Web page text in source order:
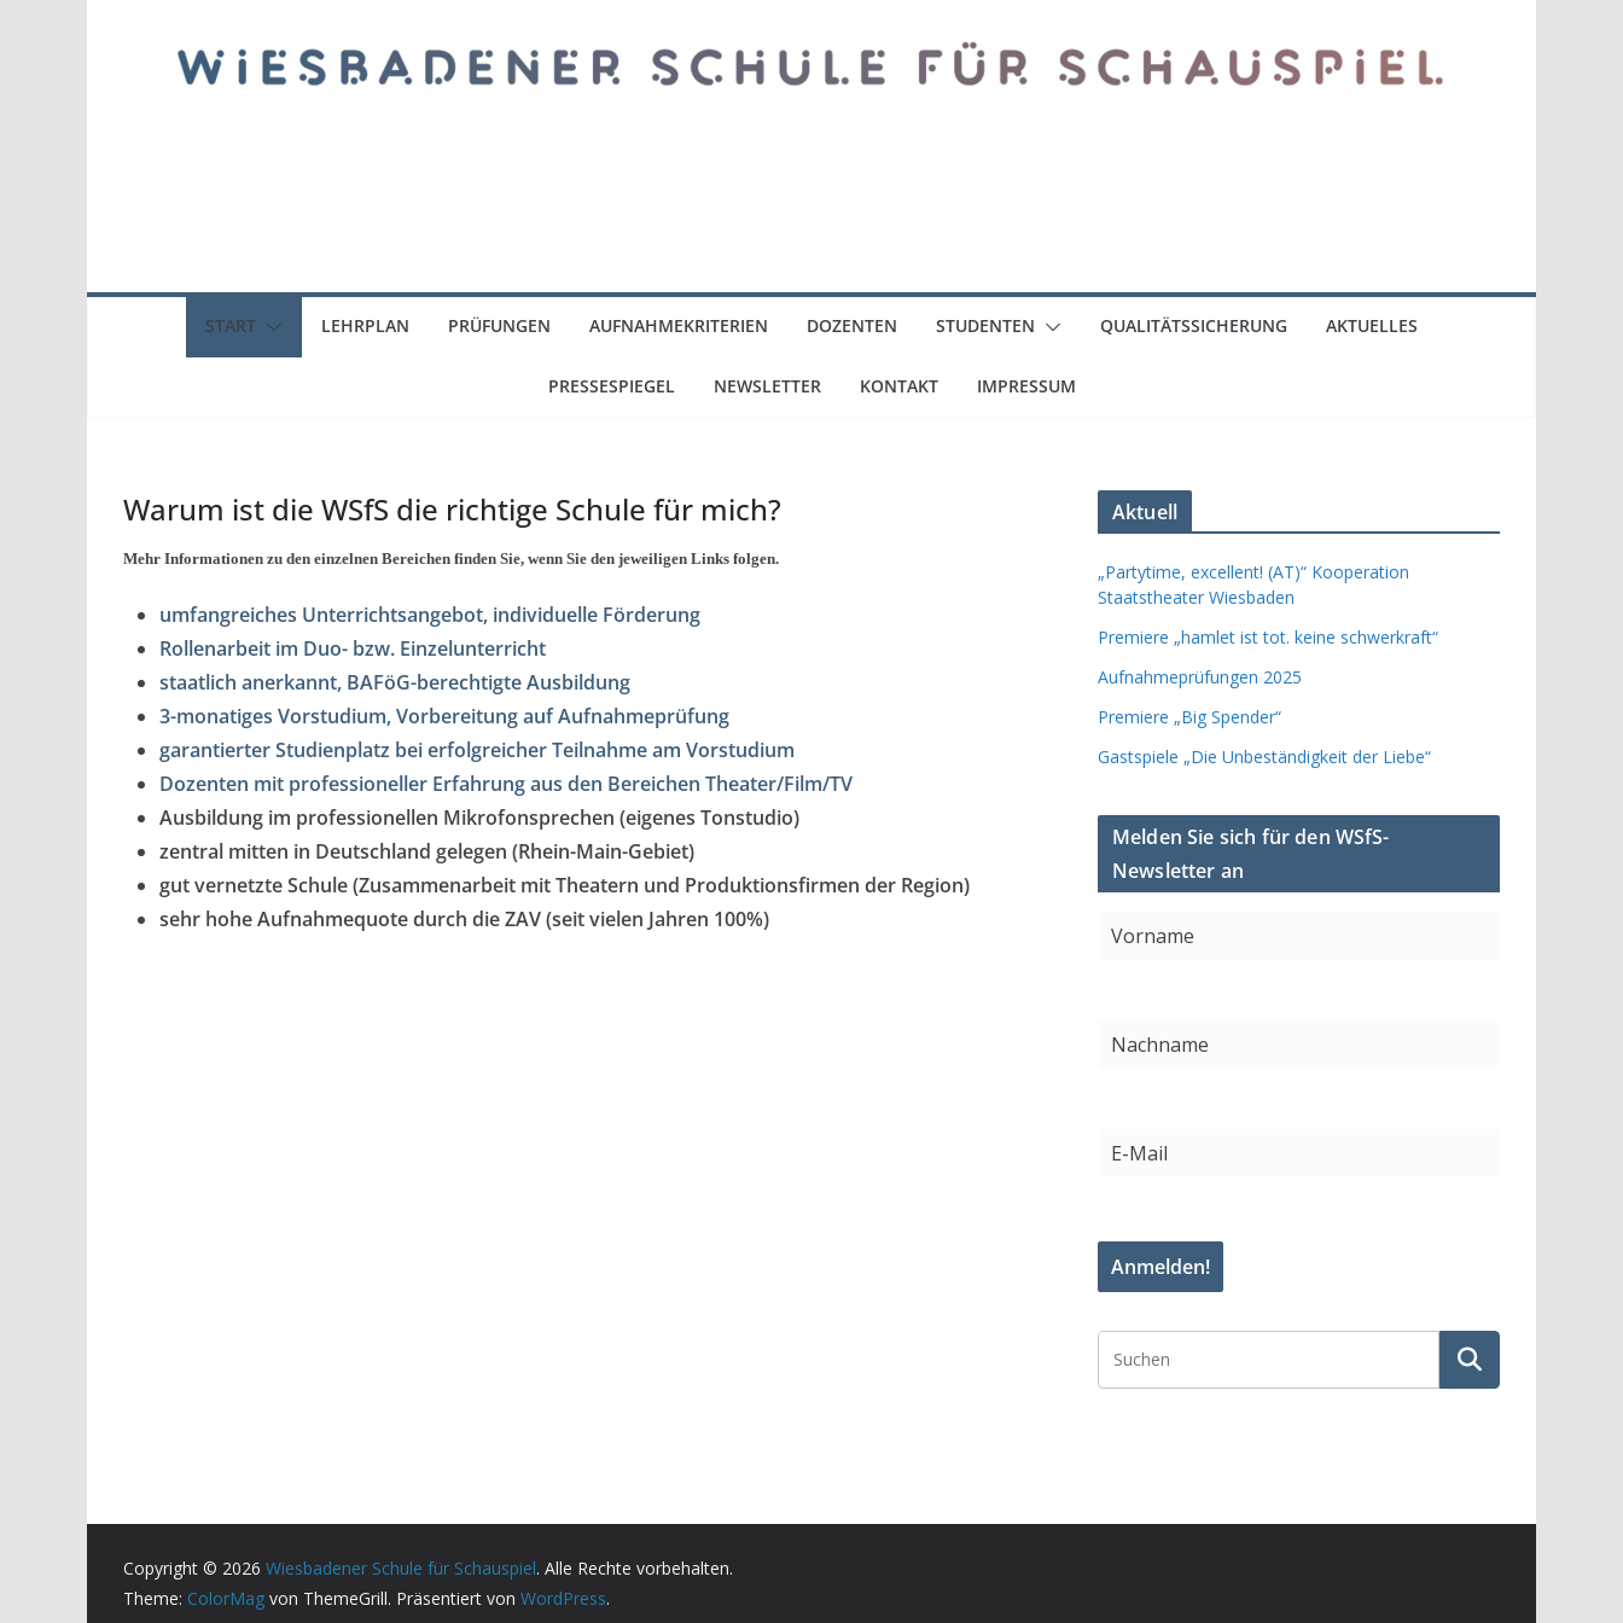
START LEHRPLAN PRÜFUNGEN AUFNAHMEKRITERIEN DOZENTEN STUDENTEN QUALITÄTSSICHERUNG AKTUELLES
PRESSESPIEGEL NEWSLETTER KONTAKT IMPRESSUM
Warum ist die WSfS die richtige Schule für mich?
Mehr Informationen zu den einzelnen Bereichen finden Sie, wenn Sie den jeweiligen Links folgen.
umfangreiches Unterrichtsangebot, individuelle Förderung
Rollenarbeit im Duo- bzw. Einzelunterricht
staatlich anerkannt, BAFöG-berechtigte Ausbildung
3-monatiges Vorstudium, Vorbereitung auf Aufnahmeprüfung
garantierter Studienplatz bei erfolgreicher Teilnahme am Vorstudium
Dozenten mit professioneller Erfahrung aus den Bereichen Theater/Film/TV
Ausbildung im professionellen Mikrofonsprechen (eigenes Tonstudio)
zentral mitten in Deutschland gelegen (Rhein-Main-Gebiet)
gut vernetzte Schule (Zusammenarbeit mit Theatern und Produktionsfirmen der Region)
sehr hohe Aufnahmequote durch die ZAV (seit vielen Jahren 100%)
Aktuell
„Partytime, excellent! (AT)“ Kooperation
Staatstheater Wiesbaden
Premiere „hamlet ist tot. keine schwerkraft“
Aufnahmeprüfungen 2025
Premiere „Big Spender“
Gastspiele „Die Unbeständigkeit der Liebe“
Melden Sie sich für den WSfS-
Newsletter an
Copyright © 2026 Wiesbadener Schule für Schauspiel. Alle Rechte vorbehalten.
Theme: ColorMag von ThemeGrill. Präsentiert von WordPress.